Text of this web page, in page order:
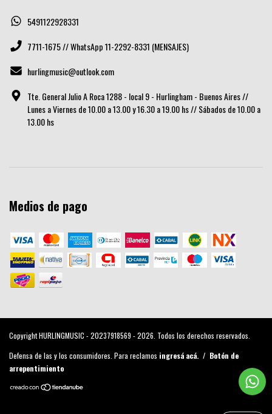
5491122928331
7711-1675 // WhatsApp 11-2292-8331 (MENSAJES)
hurlingmusic@outlook.com
Tte. General Julio A Roca 1288 - local 9 - Hurlingham - Buenos Aires //
Lunes a Viernes de 10.00 a 13.00 y 16.30 a 19.00 hs // Sábados de 10.00 a
13.00 hs
Medios de pago
Copyright HURLINGMUSIC - 20237918569 - 2026. Todos los derechos reservados.
Defensa de las y los consumidores. Para reclamos ingresá acá. / Botón de
arrepentimiento